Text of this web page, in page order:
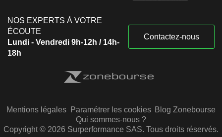
NOS EXPERTS À VOTRE
ÉCOUTE
Lundi - Vendredi 9h-12h / 14h-
18h
Contactez-nous
Mentions légales Paramétrer les cookies Blog Zonebourse
Qui sommes-nous ?
Copyright © 2026 Surperformance SAS. Tous droits réservés.